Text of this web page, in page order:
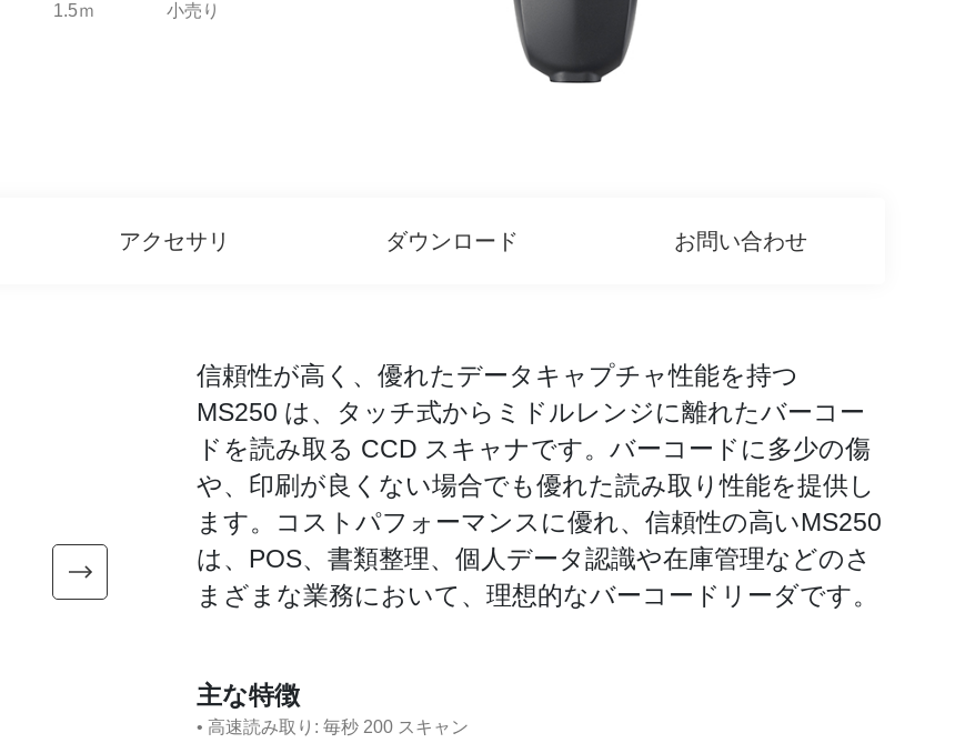
1.5ｍ 小売り
アクセサリ ダウンロード お問い合わせ
信頼性が高く、優れたデータキャプチャ性能を持つ
MS250 は、タッチ式からミドルレンジに離れたバーコー
ドを読み取る CCD スキャナです。バーコードに多少の傷
や、印刷が良くない場合でも優れた読み取り性能を提供し
ます。コストパフォーマンスに優れ、信頼性の高いMS250
は、POS、書類整理、個人データ認識や在庫管理などのさ
まざまな業務において、理想的なバーコードリーダです。
主な特徴
• 高速読み取り: 毎秒 200 スキャン